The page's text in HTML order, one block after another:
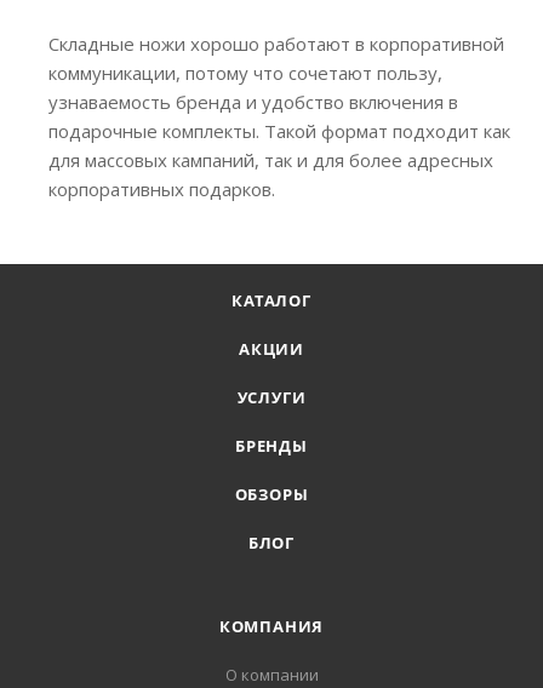
Складные ножи хорошо работают в корпоративной
коммуникации, потому что сочетают пользу,
узнаваемость бренда и удобство включения в
подарочные комплекты. Такой формат подходит как
для массовых кампаний, так и для более адресных
корпоративных подарков.
КАТАЛОГ
АКЦИИ
УСЛУГИ
БРЕНДЫ
ОБЗОРЫ
БЛОГ
КОМПАНИЯ
О компании